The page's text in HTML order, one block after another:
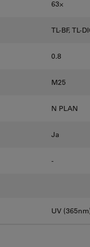
63⨉
TL-BF, TL-
0.8
M25
N PLAN
Ja
-
UV